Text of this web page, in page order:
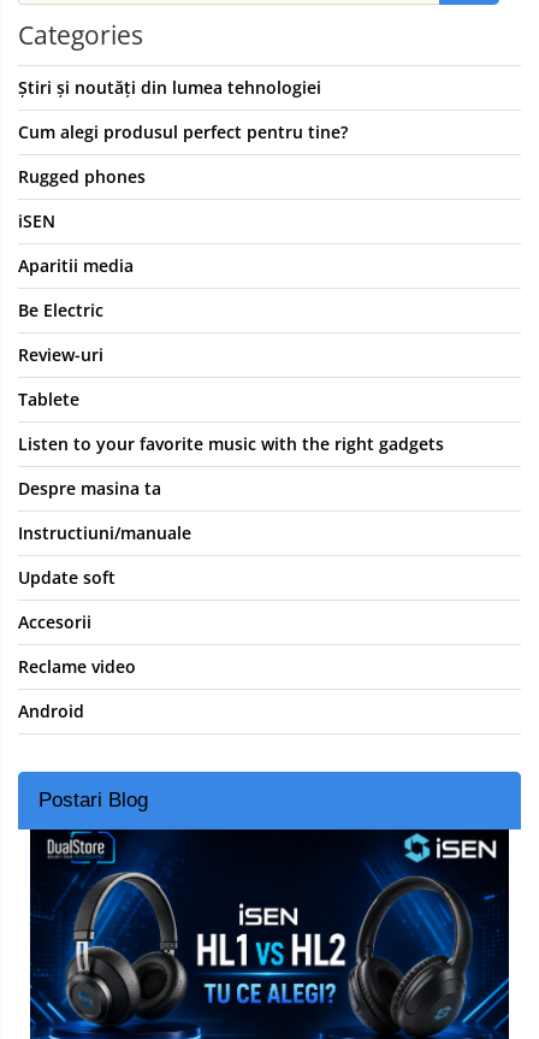
Categories
Știri și noutăți din lumea tehnologiei
Cum alegi produsul perfect pentru tine?
Rugged phones
iSEN
Aparitii media
Be Electric
Review-uri
Tablete
Listen to your favorite music with the right gadgets
Despre masina ta
Instructiuni/manuale
Update soft
Accesorii
Reclame video
Android
Postari Blog